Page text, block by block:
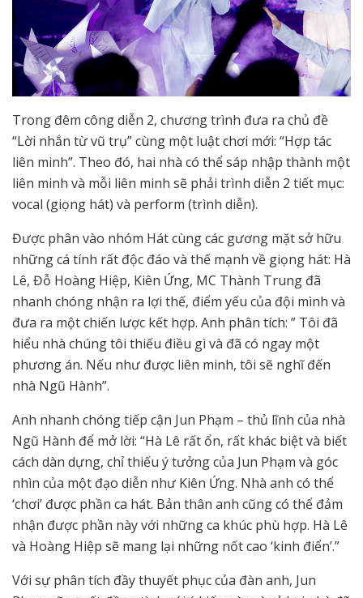
Trong đêm công diễn 2, chương trình đưa ra chủ đề
“Lời nhắn từ vũ trụ” cùng một luật chơi mới: “Hợp tác
liên minh”. Theo đó, hai nhà có thể sáp nhập thành một
liên minh và mỗi liên minh sẽ phải trình diễn 2 tiết mục:
vocal (giọng hát) và perform (trình diễn).
Được phân vào nhóm Hát cùng các gương mặt sở hữu
những cá tính rất độc đáo và thế mạnh về giọng hát: Hà
Lê, Đỗ Hoàng Hiệp, Kiên Ứng, MC Thành Trung đã
nhanh chóng nhận ra lợi thế, điểm yếu của đội mình và
đưa ra một chiến lược kết hợp. Anh phân tích: ” Tôi đã
hiểu nhà chúng tôi thiếu điều gì và đã có ngay một
phương án. Nếu như được liên minh, tôi sẽ nghĩ đến
nhà Ngũ Hành”.
Anh nhanh chóng tiếp cận Jun Phạm – thủ lĩnh của nhà
Ngũ Hành để mở lời: “Hà Lê rất ổn, rất khác biệt và biết
cách dàn dựng, chỉ thiếu ý tưởng của Jun Phạm và góc
nhìn của một đạo diễn như Kiên Ứng. Nhà anh có thể
‘chơi’ được phần ca hát. Bản thân anh cũng có thể đảm
nhận được phần này với những ca khúc phù hợp. Hà Lê
và Hoàng Hiệp sẽ mang lại những nốt cao ‘kinh điển’.”
Với sự phân tích đầy thuyết phục của đàn anh, Jun